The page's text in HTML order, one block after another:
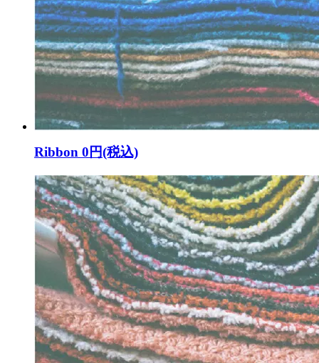
Ribbon 0円(税込)